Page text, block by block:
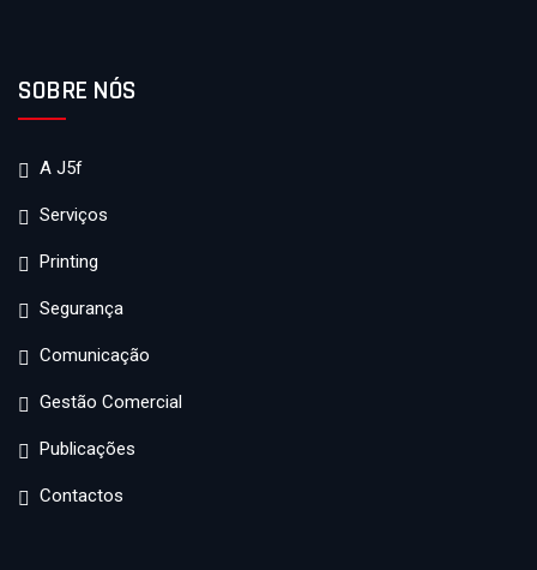
SOBRE NÓS
A J5f
Serviços
Printing
Segurança
Comunicação
Gestão Comercial
Publicações
Contactos